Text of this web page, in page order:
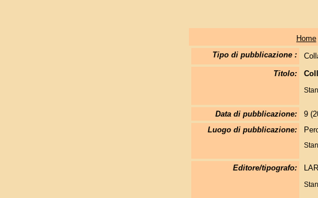
Home
Tipo di pubblicazione :
Titolo:
Data di pubblicazione:
9
Luogo di pubblicazione:
Editore/tipografo: